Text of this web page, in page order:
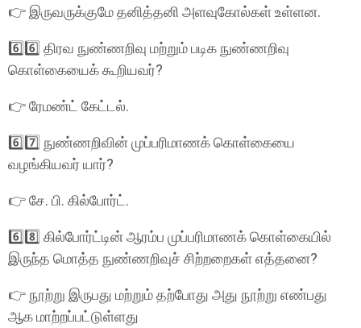
👉 இருவருக்குமே தனித்தனி அளவுகோல்கள் உள்ளன.
6️⃣6️⃣ திரவ நுண்ணறிவு மற்றும் படிக நுண்ணறிவு
கொள்கையைக் கூறியவர்?
👉 ரேமண்ட் கேட்டல்.
6️⃣7️⃣ நுண்ணறிவின் முப்பரிமாணக் கொள்கையை
வழங்கியவர் யார்?
👉 சே. பி. கில்போர்ட்.
6️⃣8️⃣ கில்போர்ட்டின் ஆரம்ப முப்பரிமாணக் கொள்கையில்
இருந்த மொத்த நுண்ணறிவுச் சிற்றறைகள் எத்தனை?
👉 நூற்று இருபது மற்றும் தற்போது அது நூற்று எண்பது
ஆக மாற்றப்பட்டுள்ளது